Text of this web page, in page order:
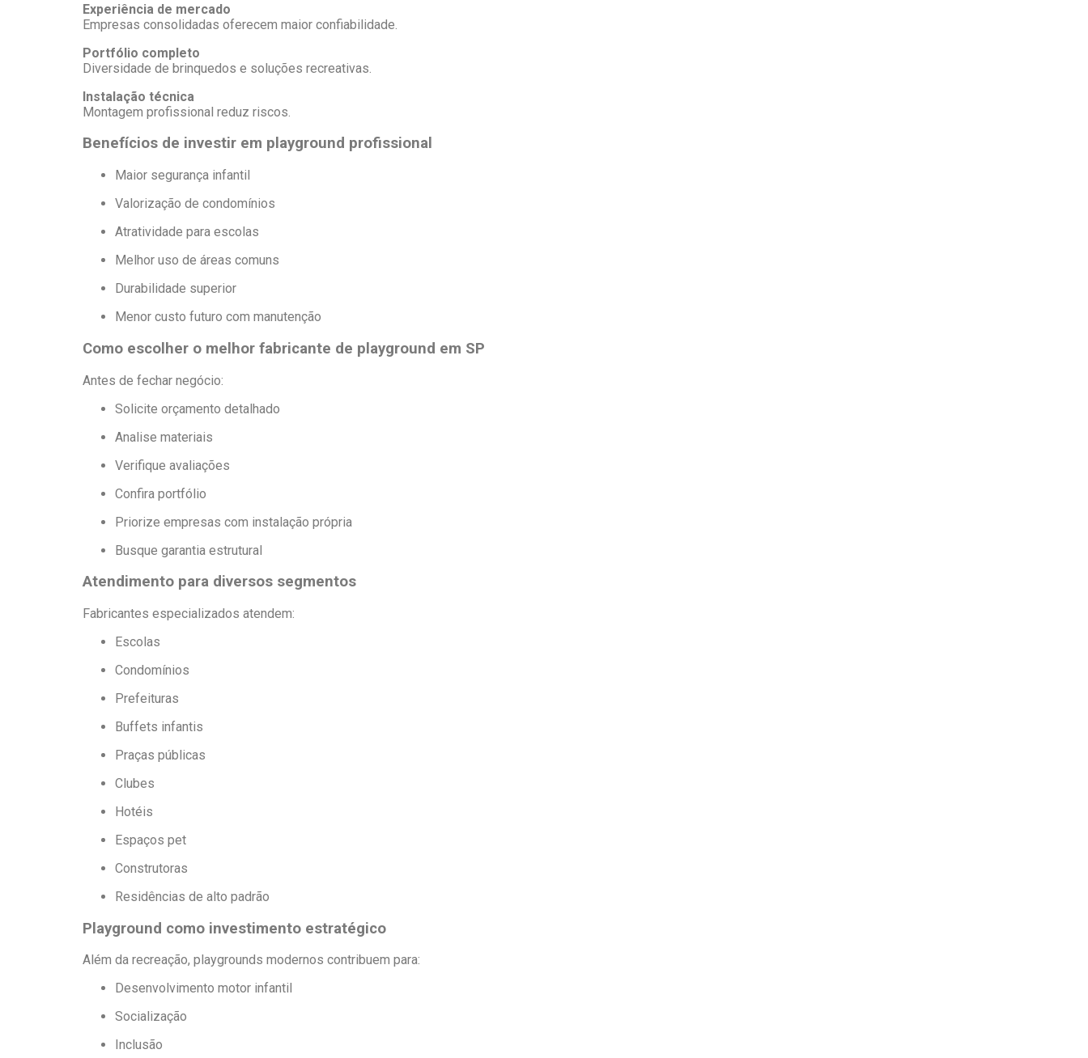
Experiência de mercado
Empresas consolidadas oferecem maior confiabilidade.
Portfólio completo
Diversidade de brinquedos e soluções recreativas.
Instalação técnica
Montagem profissional reduz riscos.
Benefícios de investir em playground profissional
Maior segurança infantil
Valorização de condomínios
Atratividade para escolas
Melhor uso de áreas comuns
Durabilidade superior
Menor custo futuro com manutenção
Como escolher o melhor fabricante de playground em SP
Antes de fechar negócio:
Solicite orçamento detalhado
Analise materiais
Verifique avaliações
Confira portfólio
Priorize empresas com instalação própria
Busque garantia estrutural
Atendimento para diversos segmentos
Fabricantes especializados atendem:
Escolas
Condomínios
Prefeituras
Buffets infantis
Praças públicas
Clubes
Hotéis
Espaços pet
Construtoras
Residências de alto padrão
Playground como investimento estratégico
Além da recreação, playgrounds modernos contribuem para:
Desenvolvimento motor infantil
Socialização
Inclusão